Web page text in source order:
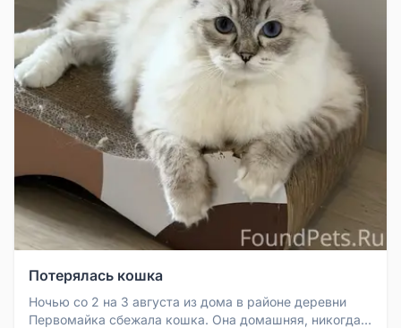
Потерялась кошка
Ночью со 2 на 3 августа из дома в районе деревни
Первомайка сбежала кошка. Она домашняя, никогда